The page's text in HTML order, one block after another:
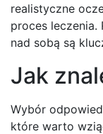
realistyczne
proces leczenia.
nad sobą są
Jak
Wybór
które warto